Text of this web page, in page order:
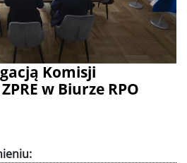
Komisji
w Biurze RPO
Dalej